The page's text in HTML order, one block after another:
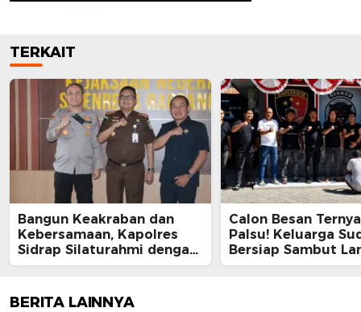
TERKAIT
Bangun Keakraban dan
Kebersamaan, Kapolres
Sidrap Silaturahmi dengan
Kajari Perkuat Sinergi
Calon Besan
Palsu! Keluarga
Bersiap Sambut
Rp750 Ribu
BERITA LAINNYA